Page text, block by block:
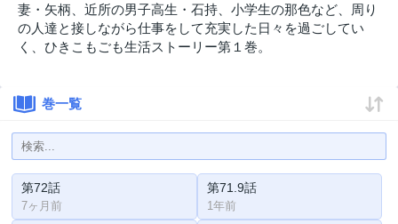
妻・矢柄、近所の男子高生・石持、小学生の那色など、周り
の人達と接しながら仕事をして充実した日々を過ごしてい
く、ひきこもごも生活ストーリー第１巻。
巻一覧
第72話
7ヶ月前
第71.9話
1年前